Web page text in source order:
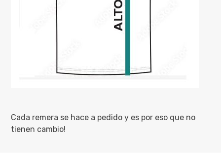
Cada remera se hace a pedido y es por eso que no
tienen cambio!